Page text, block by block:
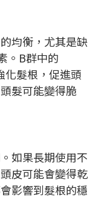
均衡，尤其是缺
。B群中的
化髮根，促進頭
髮可能變得脆
如果長期使用不
皮可能會變得乾
影響到髮根的穩